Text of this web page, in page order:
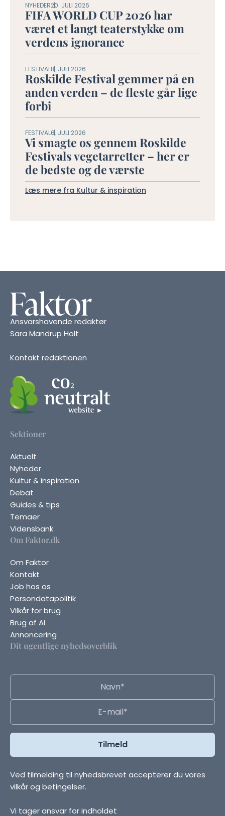
NYHEDER20. JULI 2026
FIFA WORLD CUP 2026 har
været et langt teaterstykke om
verdens ignorance
FESTIVAL8. JULI 2026
Roskilde Festival gemmer på en
anden verden – de fleste går lige
forbi
FESTIVAL6. JULI 2026
Vi smagte os gennem Roskilde
Festivals vegetarretter – her er
de bedste og de værste
Læs mere fra Kultur & inspiration
Ansvarshavende redaktør
Sara Mandrup Holt
Kontakt redaktionen
Sektioner
Aktuelt
Nyheder
Kultur & inspiration
Debat
Guides & tips
Temaer
Vidensbank
Om Faktor.dk
Om Faktor
Kontakt
Job hos os
Persondatapolitik
Vilkår for brug
Brug af AI
Annoncering
Dit ugentlige nyhedsoverblik
Ved tilmelding til nyhedsbrevet accepterer du vores
vilkår og betingelser.
Vi tager ansvar for indholdet